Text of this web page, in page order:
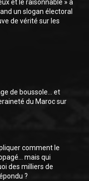
et le raisonnable » à
un slogan électoral
de vérité sur les
de boussole… et
du Maroc sur
comment le
mais qui
des milliers de
?